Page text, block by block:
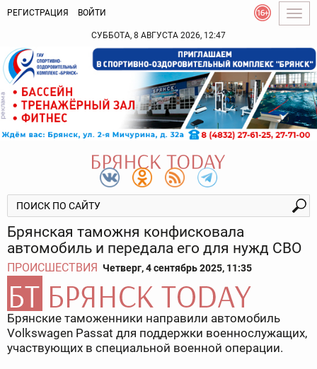
РЕГИСТРАЦИЯ ВОЙТИ
СУББОТА, 8 АВГУСТА 2026, 12:47
Брянская таможня конфисковала
автомобиль и передала его для нужд СВО
ПРОИСШЕСТВИЯ Четверг, 4 сентябрь 2025, 11:35
Брянские таможенники направили автомобиль
Volkswagen Passat для поддержки военнослужащих,
участвующих в специальной военной операции.